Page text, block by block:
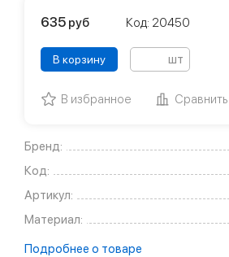
Бренд:
Код:
Артикул:
Материал:
Подробнее о товаре
635 руб Код: 20450
В корзину шт
В избранное Сравнить